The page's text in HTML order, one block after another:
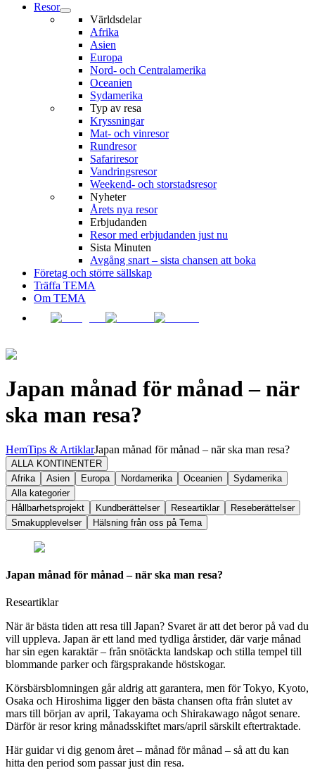
Resor
Världsdelar
Afrika
Asien
Europa
Nord- och Centralamerika
Oceanien
Sydamerika
Typ av resa
Kryssningar
Mat- och vinresor
Rundresor
Safariresor
Vandringsresor
Weekend- och storstadsresor
Nyheter
Årets nya resor
Erbjudanden
Resor med erbjudanden just nu
Sista Minuten
Avgång snart – sista chansen att boka
Företag och större sällskap
Träffa TEMA
Om TEMA
Japan månad för månad – när
ska man resa?
HemTips & ArtiklarJapan månad för månad – när ska man resa?
ALLA KONTINENTER
Afrika
Asien Europa Nordamerika Oceanien
Sydamerika
Alla kategorier
Hållbarhetsprojekt
Kundberättelser Researtiklar
Reseberättelser
Smakupplevelser
Hälsning från oss på Tema
Japan månad för månad – när ska man resa?
Researtiklar
När är bästa tiden att resa till Japan? Svaret är att det beror på vad du
vill uppleva. Japan är ett land med tydliga årstider, där varje månad
har sin egen karaktär – från snötäckta landskap och stilla tempel till
blommande parker och färgsprakande höstskogar.
Körsbärsblomningen går aldrig att garantera, men för Tokyo, Kyoto,
Osaka och Hiroshima ligger den bästa chansen ofta från slutet av
mars till början av april, Takayama och Shirakawago något senare.
Därför är resor kring månadsskiftet mars/april särskilt eftertraktade.
Här guidar vi dig genom året – månad för månad – så att du kan
hitta den period som passar just din resa.